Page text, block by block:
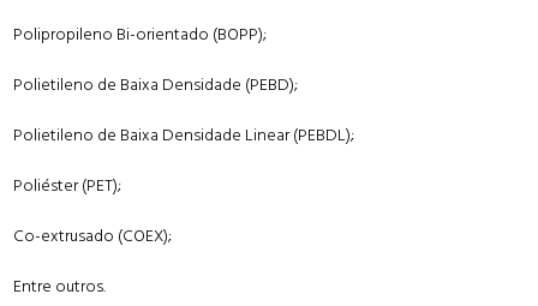
Polipropileno Bi-orientado (BOPP);
Polietileno de Baixa Densidade (PEBD);
Polietileno de Baixa Densidade Linear (PEBDL);
Poliéster (PET);
Co-extrusado (COEX);
Entre outros.